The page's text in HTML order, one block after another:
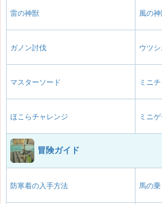
雷の神獣 風の
ガノン討伐 ウツ
マスターソード ミニ
ほこらチャレンジ ミニ
冒険ガイド
防寒着の入手方法 馬の